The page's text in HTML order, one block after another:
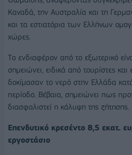
Καναδά, την Αυστραλία και τη
και τα εστιατόρια των Ελλήνων
χώρες.
Tο ενδιαφέρον από το εξωτερικό
σημειώνει, ειδικά από τουρίστες
δοκίμασαν το νερό στην Ελλάδα
περίοδο. Βέβαια, σημειώνει πως
διασφαλιστεί η κάλυψη της ζήτησης.
Επενδυτικό κρεσέντο 8,5 εκατ.
εργοστάσιο